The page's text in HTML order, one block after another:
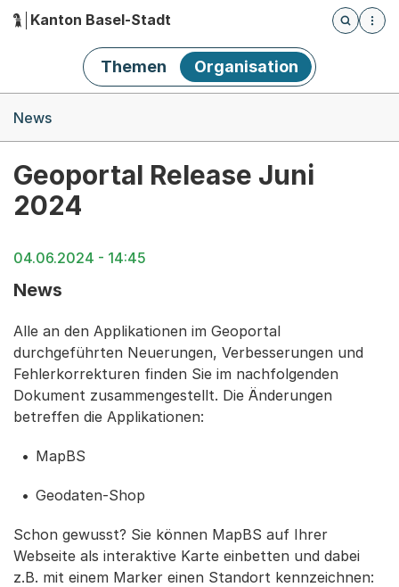
Hauptnavigation
Kanton Basel-Stadt
Öffnet
Themen Organisation
News
Geoportal Release Juni
2024
04.06.2024 - 14:45
News
Alle an den Applikationen im Geoportal
durchgeführten Neuerungen, Verbesserungen und
Fehlerkorrekturen finden Sie im nachfolgenden
Dokument zusammengestellt. Die Änderungen
betreffen die Applikationen:
MapBS
Geodaten-Shop
Schon gewusst? Sie können MapBS auf Ihrer
Webseite als interaktive Karte einbetten und dabei
z.B. mit einem Marker einen Standort kennzeichnen: